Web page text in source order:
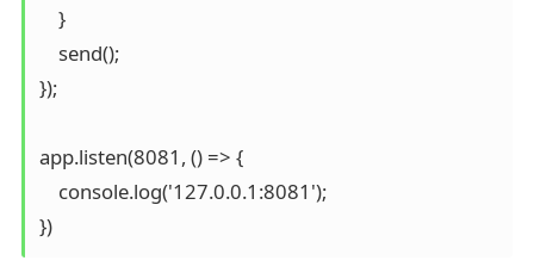
}
send();
});
app.listen(8081, () => {
console.log('127.0.0.1:8081');
})